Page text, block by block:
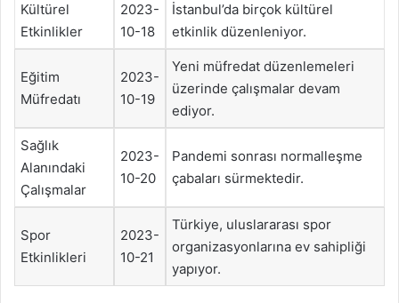
Kültürel
Etkinlikler
2023-
10-18
İstanbul’da birçok kültürel
etkinlik düzenleniyor.
Eğitim
Müfredatı
2023-
10-19
Yeni müfredat düzenlemeleri
üzerinde çalışmalar devam
ediyor.
Sağlık
Alanındaki
Çalışmalar
2023-
10-20
Pandemi sonrası normalleşme
çabaları sürmektedir.
Spor
Etkinlikleri
2023-
10-21
Türkiye, uluslararası spor
organizasyonlarına ev sahipliği
yapıyor.